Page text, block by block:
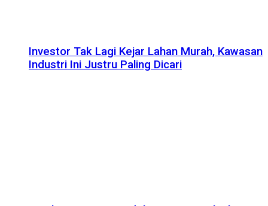
Investor Tak Lagi Kejar Lahan Murah, Kawasan
Industri Ini Justru Paling Dicari